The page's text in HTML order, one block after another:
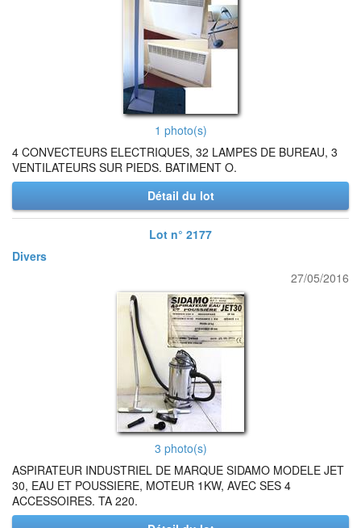
1 photo(s)
4 CONVECTEURS ELECTRIQUES, 32 LAMPES DE BUREAU, 3
VENTILATEURS SUR PIEDS. BATIMENT O.
Détail du lot
Lot n° 2177
Divers
27/05/2016
3 photo(s)
ASPIRATEUR INDUSTRIEL DE MARQUE SIDAMO MODELE JET
30, EAU ET POUSSIERE, MOTEUR 1KW, AVEC SES 4
ACCESSOIRES. TA 220.